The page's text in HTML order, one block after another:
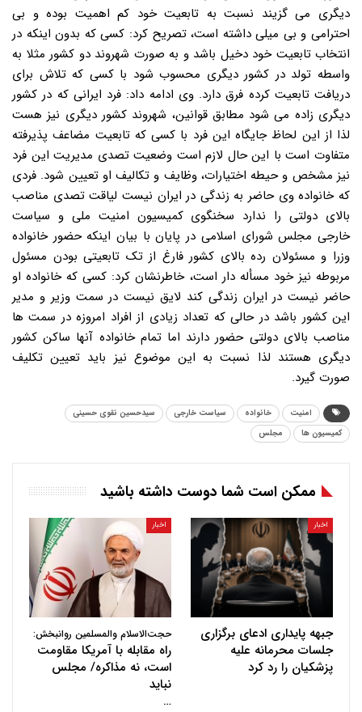
دیگری می گزیند نسبت به تابعیت خود کم اهمیت بوده و بی
احترامی و بی میلی داشته است، تصریح کرد: کسی که بدون اینکه در
انتخاب تابعیت خود دخیل باشد و به صورت شهروند دو کشور مثلا به
واسطه تولد در کشور دیگری محسوب شود با کسی که تلاش برای
دریافت تابعیت کرده فرق دارد. وی ادامه داد: فرد ایرانی که در کشور
دیگری زاده می شود مطابق قوانین، شهروند کشور دیگری نیز هست
لذا از این لحاظ جایگاه این فرد با کسی که تابعیت مضاعف پذیرفته
متفاوت است با این حال لازم است وضعیت تصدی مدیریت این فرد
نیز مشخص و حیطه اختیارات، وظایف و تکالیف او تعیین شود. فردی
که خانواده وی حاضر به زندگی در ایران نیست لیاقت تصدی مناصب
بالای دولتی را ندارد سخنگوی کمیسیون امنیت ملی و سیاست
خارجی مجلس شورای اسلامی در پایان با بیان اینکه حضور خانواده
وزرا و مسئولان رده بالای کشور فارغ از تک تابعیتی بودن مسئول
مربوطه نیز خود مسأله دار است، خاطرنشان کرد: کسی که خانواده او
حاضر نیست در ایران زندگی کند لایق نیست در سمت وزیر و مدیر
این کشور باشد در حالی که تعداد زیادی از افراد امروزه در سمت ها
مناصب بالای دولتی حضور دارند اما تمام خانواده آنها ساکن کشور
دیگری هستند لذا نسبت به این موضوع نیز باید تعیین تکلیف
صورت گیرد.
امنیت خانواده سیاست خارجی
سیدحسین نقوی حسینی
کمیسیون ها
مجلس
ممکن است شما دوست داشته باشید
اخبار
جبهه پایداری ادعای برگزاری
جلسات محرمانه علیه
پزشکیان را رد کرد
اخبار
حجت‌الاسلام والمسلمین روانبخش:
راه مقابله با آمریکا مقاومت
است، نه مذاکره/ مجلس
نباید
…